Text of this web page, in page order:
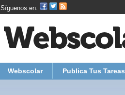
Síguenos en:
Webscolar Publica Tus Tareas